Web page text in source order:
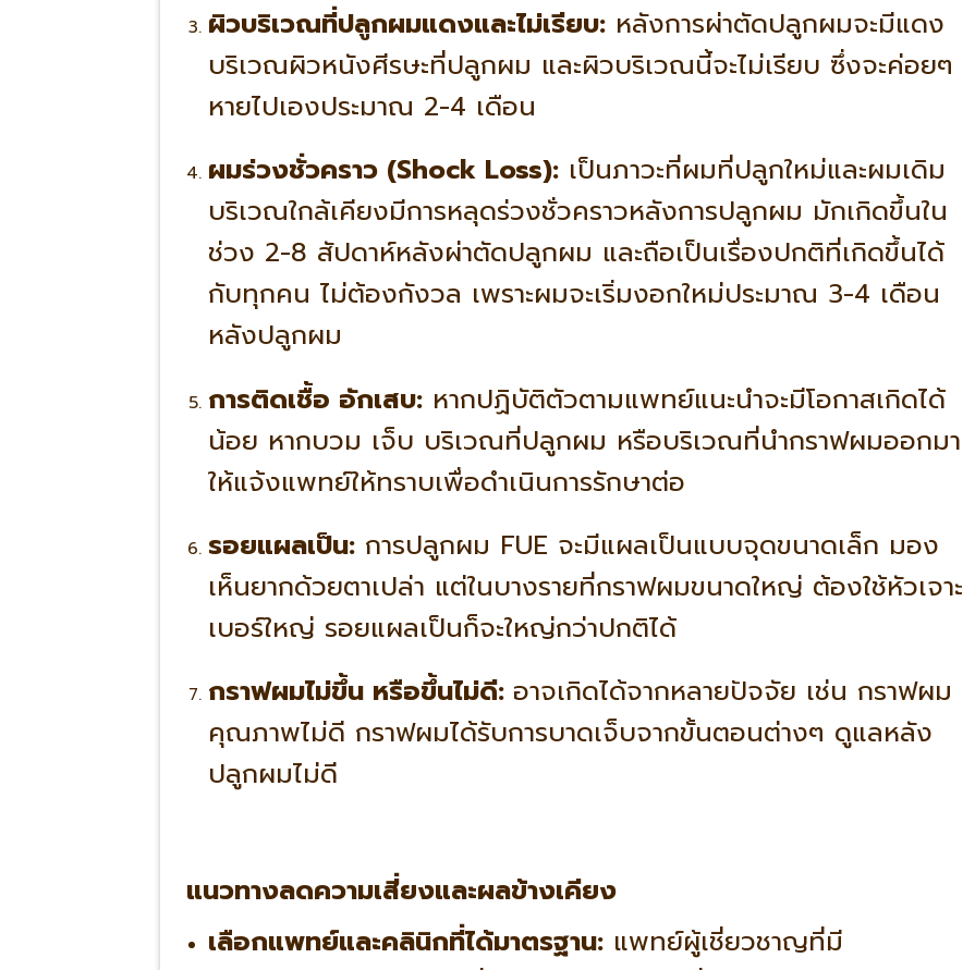
ผิวบริเวณที่ปลูกผมแดงและไม่เรียบ:หลังการผ่าตัดปลูกผมจะมีแดง
บริเวณผิวหนังศีรษะที่ปลูกผม และผิวบริเวณนี้จะไม่เรียบ ซึ่งจะค่อยๆ
หายไปเองประมาณ 2-4 เดือน
ผมร่วงชั่วคราว (Shock Loss):เป็นภาวะที่ผมที่ปลูกใหม่และผมเดิม
บริเวณใกล้เคียงมีการหลุดร่วงชั่วคราวหลังการปลูกผม มักเกิดขึ้นใน
ช่วง 2-8 สัปดาห์หลังผ่าตัดปลูกผม และถือเป็นเรื่องปกติที่เกิดขึ้นได้
กับทุกคน ไม่ต้องกังวล เพราะผมจะเริ่มงอกใหม่ประมาณ 3-4 เดือน
หลังปลูกผม
การติดเชื้อ อักเสบ:หากปฏิบัติตัวตามแพทย์แนะนำจะมีโอกาสเกิดได้
น้อย หากบวม เจ็บ บริเวณที่ปลูกผม หรือบริเวณที่นำกราฟผมออกมา
ให้แจ้งแพทย์ให้ทราบเพื่อดำเนินการรักษาต่อ
รอยแผลเป็น:การปลูกผม FUE จะมีแผลเป็นแบบจุดขนาดเล็ก มอง
เห็นยากด้วยตาเปล่า แต่ในบางรายที่กราฟผมขนาดใหญ่ ต้องใช้หัวเจาะ
เบอร์ใหญ่ รอยแผลเป็นก็จะใหญ่กว่าปกติได้
กราฟผมไม่ขึ้น หรือขึ้นไม่ดี: อาจเกิดได้จากหลายปัจจัย เช่น กราฟผม
คุณภาพไม่ดี กราฟผมได้รับการบาดเจ็บจากขั้นตอนต่างๆ ดูแลหลัง
ปลูกผมไม่ดี
แนวทางลดความเสี่ยงและผลข้างเคียง
เลือกแพทย์และคลินิกที่ได้มาตรฐาน:แพทย์ผู้เชี่ยวชาญที่มี